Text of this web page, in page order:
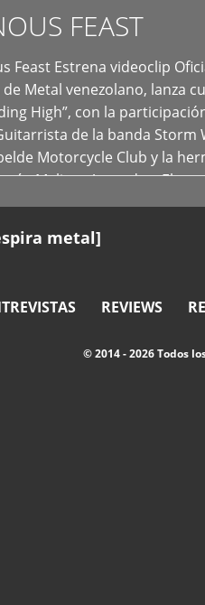
FEAST
Feast Estrena videoclip
Metal venezolano, lanza
High”, con la
de la banda Storm
Motorcycle Club y la
Melissa Acevedo. El
metal]
REVIEWS
© 2014 - 2026 Todos